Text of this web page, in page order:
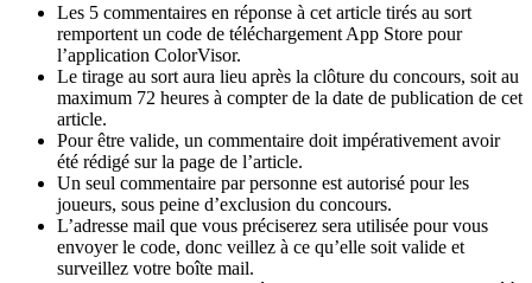
Les 5 commentaires en réponse à cet article tirés au sort
remportent un code de téléchargement App Store pour
l’application ColorVisor.
Le tirage au sort aura lieu après la clôture du concours, soit au
maximum 72 heures à compter de la date de publication de cet
article.
Pour être valide, un commentaire doit impérativement avoir
été rédigé sur la page de l’article.
Un seul commentaire par personne est autorisé pour les
joueurs, sous peine d’exclusion du concours.
L’adresse mail que vous préciserez sera utilisée pour vous
envoyer le code, donc veillez à ce qu’elle soit valide et
surveillez votre boîte mail.